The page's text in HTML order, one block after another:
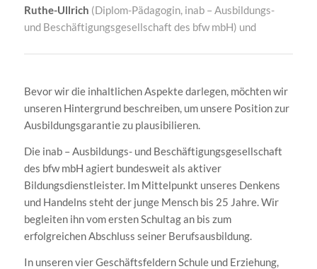
Ruthe-Ullrich (Diplom-Pädagogin, inab – Ausbildungs-
und Beschäftigungsgesellschaft des bfw mbH) und
Bevor wir die inhaltlichen Aspekte darlegen, möchten wir
unseren Hintergrund beschreiben, um unsere Position zur
Ausbildungsgarantie zu plausibilieren.
Die inab – Ausbildungs- und Beschäftigungsgesellschaft
des bfw mbH agiert bundesweit als aktiver
Bildungsdienstleister. Im Mittelpunkt unseres Denkens
und Handelns steht der junge Mensch bis 25 Jahre. Wir
begleiten ihn vom ersten Schultag an bis zum
erfolgreichen Abschluss seiner Berufsausbildung.
In unseren vier Geschäftsfeldern Schule und Erziehung,